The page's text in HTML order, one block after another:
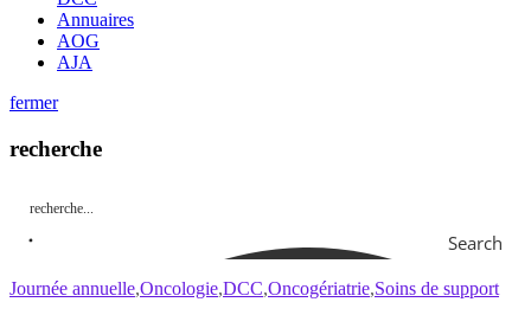
Annuaires
AOG
AJA
fermer
recherche
Search
Journée annuelle Oncologie DCC Oncogériatrie Soins de support